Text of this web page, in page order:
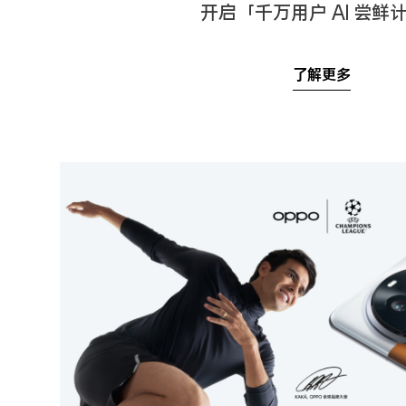
开启「千万用户 AI 尝鲜
了解更多